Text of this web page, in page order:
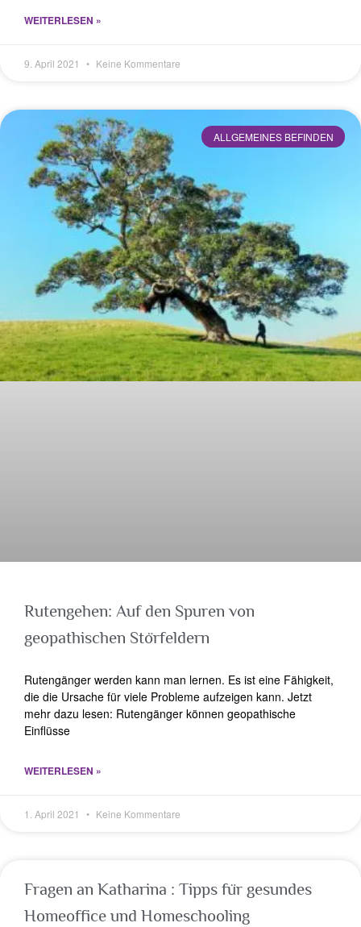
WEITERLESEN »
9. April 2021 Keine Kommentare
ALLGEMEINES BEFINDEN
Rutengehen: Auf den Spuren von
geopathischen Störfeldern
Rutengänger werden kann man lernen. Es ist eine Fähigkeit,
die die Ursache für viele Probleme aufzeigen kann. Jetzt
mehr dazu lesen: Rutengänger können geopathische
Einflüsse
WEITERLESEN »
1. April 2021 Keine Kommentare
Fragen an Katharina : Tipps für gesundes
Homeoffice und Homeschooling